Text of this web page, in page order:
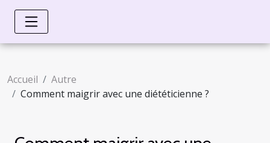
Accueil
Autre
Comment maigrir avec une diététicienne ?